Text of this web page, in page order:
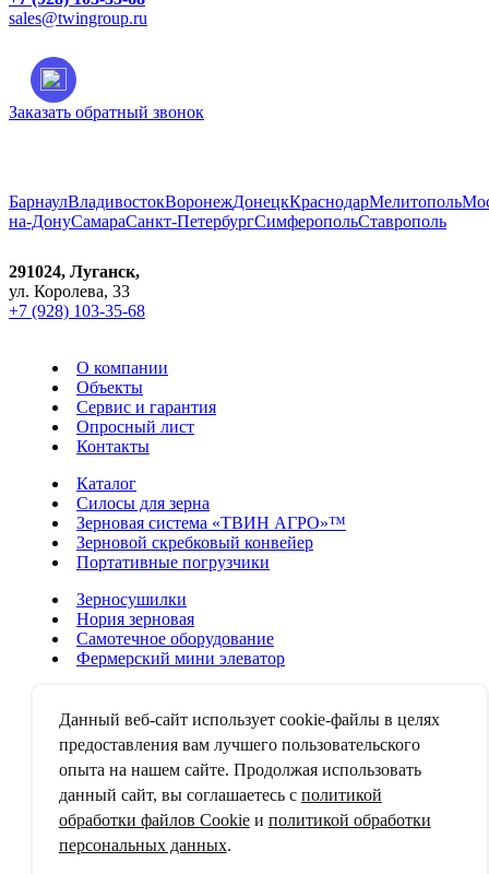
sales@twingroup.ru
Заказать обратный звонок
БарнаулВладивостокВоронежДонецкКраснодарМелитополь
на-ДонуСамараСанкт-ПетербургСимферопольСтаврополь
291024, Луганск,
ул. Королева, 33
+7 (928) 103-35-68
О компании
Объекты
Сервис и гарантия
Опросный лист
Контакты
Каталог
Силосы для зерна
Зерновая система «ТВИН АГРО»™
Зерновой скребковый конвейер
Портативные погрузчики
Зерносушилки
Нория зерновая
Самотечное оборудование
Фермерский мини элеватор
Зерноочистительные машины
Дробильно-смесительные аппараты
Строительство и монтаж элеваторов
АСУ ТП
Ремонт элеваторов
Проектирование элеваторов
Данный веб-сайт использует cookie-файлы в целях
предоставления вам лучшего пользовательского
опыта на нашем сайте. Продолжая использовать
данный сайт, вы соглашаетесь с политикой
обработки файлов Cookieи политикой обработки
персональных данных.